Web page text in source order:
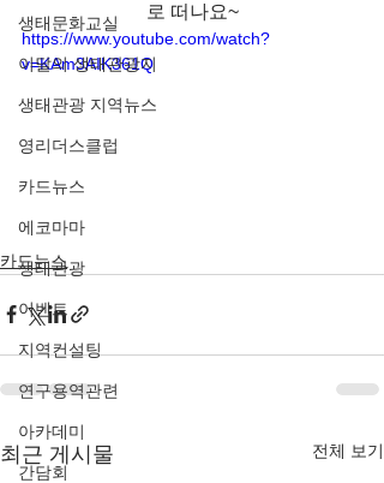
생태문화교실
이달의 생태관광지
생태관광 지역뉴스
영리더스클럽
카드뉴스
에코마마
생태관광
이벤트
지역컨설팅
연구용역관련
아카데미
간담회
로 떠나요~
https://www.youtube.com/watch?
v=KAm3AIK361Q
카드뉴스
최근 게시물 전체 보기